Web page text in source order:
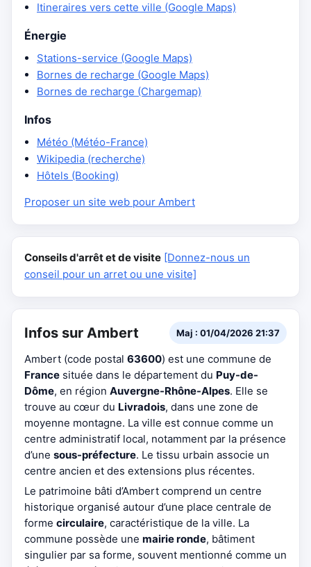
Itineraires vers cette ville (Google Maps)
Énergie
Stations-service (Google Maps)
Bornes de recharge (Google Maps)
Bornes de recharge (Chargemap)
Infos
Météo (Météo-France)
Wikipedia (recherche)
Hôtels (Booking)
Proposer un site web pour Ambert
Conseils d'arrêt et de visite [Donnez-nous un
conseil pour un arret ou une visite]
Infos sur Ambert Maj : 01/04/2026 21:37
Ambert (code postal 63600) est une commune de
France située dans le département du Puy-de-
Dôme, en région Auvergne-Rhône-Alpes. Elle se
trouve au cœur du Livradois, dans une zone de
moyenne montagne. La ville est connue comme un
centre administratif local, notamment par la présence
d’une sous-préfecture. Le tissu urbain associe un
centre ancien et des extensions plus récentes.
Le patrimoine bâti d’Ambert comprend un centre
historique organisé autour d’une place centrale de
forme circulaire, caractéristique de la ville. La
commune possède une mairie ronde, bâtiment
singulier par sa forme, souvent mentionné comme un